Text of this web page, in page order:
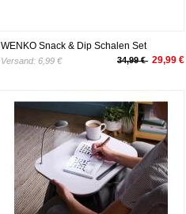
WENKO Snack & Dip Schalen Set
Schwarz matt, Tablett mit 3 x 300 ml
Versand: 6,99 € 34,99 € 29,99 €